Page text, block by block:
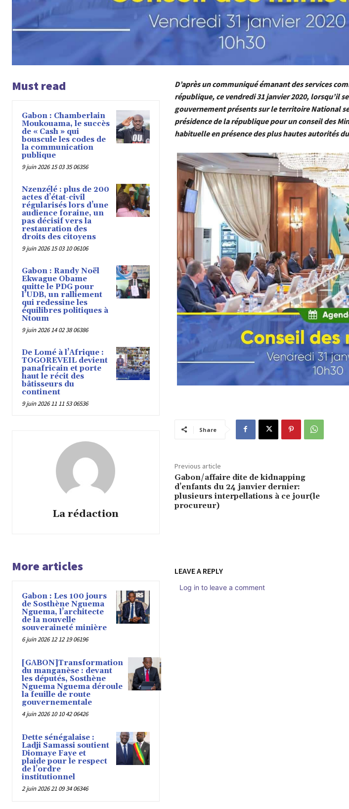
Must read
Gabon : Chamberlain
Moukouama, le succès
de « Cash » qui
bouscule les codes de
la communication
publique
9 juin 2026 15 03 35 06356
Nzenzélé : plus de 200
actes d’état-civil
régularisés lors d’une
audience foraine, un
pas décisif vers la
restauration des
droits des citoyens
9 juin 2026 15 03 10 06106
Gabon : Randy Noël
Ekwague Obame
quitte le PDG pour
l’UDB, un ralliement
qui redessine les
équilibres politiques à
Ntoum
9 juin 2026 14 02 38 06386
De Lomé à l’Afrique :
TOGOREVEIL devient
panafricain et porte
haut le récit des
bâtisseurs du
continent
9 juin 2026 11 11 53 06536
La rédaction
D’après un communiqué émanant des services
république, ce vendredi 31 janvier 2020, lorsqu’il
gouvernement présents sur le territoire National
présidence de la république pour un conseil des
habituelle en présence des plus hautes autorités
Share
Previous article
Gabon/affaire dite de kidnapping
d’enfants du 24 janvier dernier:
plusieurs interpellations à ce jour(le
procureur)
More articles
Gabon : Les 100 jours
de Sosthène Nguema
Nguema, l’architecte
de la nouvelle
souveraineté minière
6 juin 2026 12 12 19 06196
[GABON]Transformation
du manganèse : devant
les députés, Sosthène
Nguema Nguema déroule
la feuille de route
gouvernementale
4 juin 2026 10 10 42 06426
Dette sénégalaise :
Ladji Samassi soutient
Diomaye Faye et
plaide pour le respect
de l’ordre
institutionnel
2 juin 2026 21 09 34 06346
LEAVE A REPLY
Log in to leave a comment